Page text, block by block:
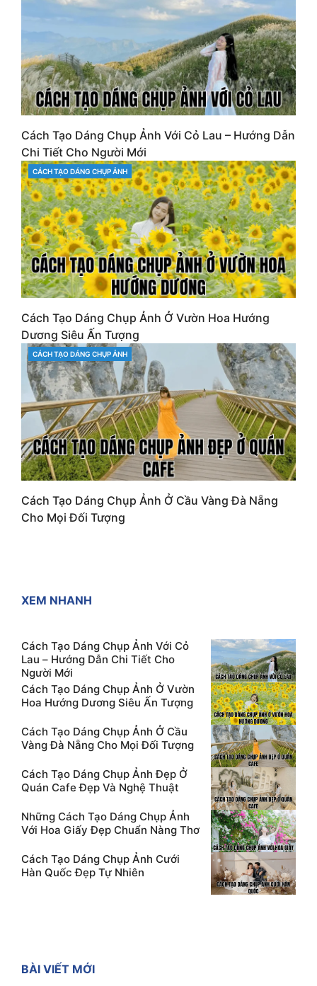
Cách Tạo Dáng Chụp Ảnh Với Cỏ Lau – Hướng Dẫn
Chi Tiết Cho Người Mới
CATEGORIES
CÁCH TẠO DÁNG CHỤP ẢNH
Cách Tạo Dáng Chụp Ảnh Ở Vườn Hoa Hướng
Dương Siêu Ấn Tượng
CATEGORIES
CÁCH TẠO DÁNG CHỤP ẢNH
Cách Tạo Dáng Chụp Ảnh Ở Cầu Vàng Đà Nẵng
Cho Mọi Đối Tượng
XEM NHANH
Cách Tạo Dáng Chụp Ảnh Với Cỏ
Lau – Hướng Dẫn Chi Tiết Cho
Người Mới
Cách Tạo Dáng Chụp Ảnh Ở Vườn
Hoa Hướng Dương Siêu Ấn Tượng
Cách Tạo Dáng Chụp Ảnh Ở Cầu
Vàng Đà Nẵng Cho Mọi Đối Tượng
Cách Tạo Dáng Chụp Ảnh Đẹp Ở
Quán Cafe Đẹp Và Nghệ Thuật
Những Cách Tạo Dáng Chụp Ảnh
Với Hoa Giấy Đẹp Chuẩn Nàng Thơ
Cách Tạo Dáng Chụp Ảnh Cưới
Hàn Quốc Đẹp Tự Nhiên
BÀI VIẾT MỚI